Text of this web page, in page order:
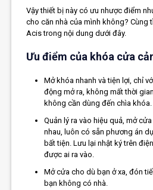
Vậy thiết bị này có ưu nhược điểm
cho căn nhà của mình không? Cùng
Acis trong nội dung dưới đây.
Ưu điểm của khóa cửa
Mở khóa nhanh và tiện lợi, chỉ
động mở ra, không mất thời
không cần dùng đến chìa khóa.
Quản lý ra vào hiệu quả, mở
nhau, luôn có sẵn phương án
bất tiện. Lưu lại nhật ký trên
được ai ra vào.
Mở cửa cho dù bạn ở xa, đón
bạn không có nhà.